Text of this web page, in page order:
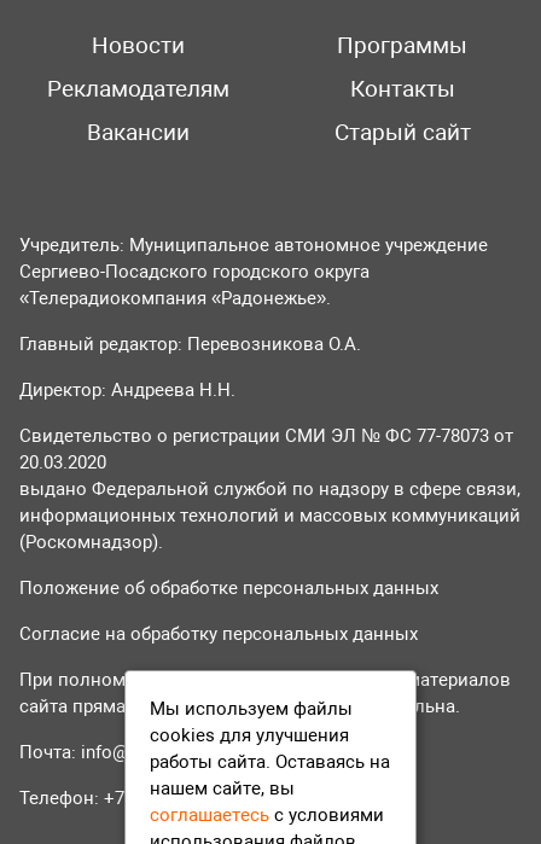
Новости
Программы
Рекламодателям
Контакты
Вакансии
Старый сайт
Учредитель: Муниципальное автономное учреждение
Сергиево-Посадского городского округа
«Телерадиокомпания «Радонежье».
Главный редактор: Перевозникова О.А.
Директор: Андреева Н.Н.
Свидетельство о регистрации СМИ ЭЛ № ФС 77-78073 от
20.03.2020
выдано Федеральной службой по надзору в сфере связи,
информационных технологий и массовых коммуникаций
(Роскомнадзор).
Положение об обработке персональных данных
Согласие на обработку персональных данных
При полном или частичном использовании материалов
сайта прямая гиперссылка на tvr24.tv обязательна.
Почта: info@tvr24.tv
Телефон: +7 (496) 551-04-95
Мы используем файлы
cookies для улучшения
работы сайта. Оставаясь на
нашем сайте, вы
соглашаетесь с условиями